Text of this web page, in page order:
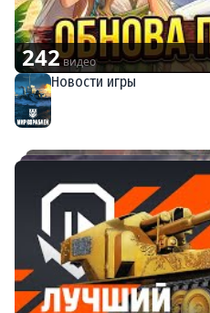
242видео
Новости игры